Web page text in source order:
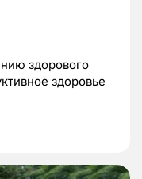
здорового
здоровье